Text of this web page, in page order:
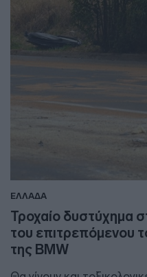
ΕΛΛΑΔΑ
Τροχαίο δυστύχημα
του επιτρεπόμενου
της BMW